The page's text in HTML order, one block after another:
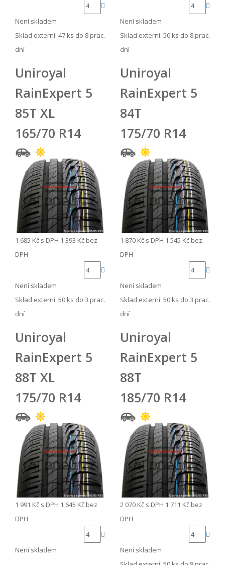
Není skladem
Sklad externí: 47 ks do 8 prac.
dní
Není skladem
Sklad externí: 50 ks do 8 prac.
dní
Uniroyal
RainExpert 5
85T XL
165/70 R14
1 685 Kč s DPH 1 393 Kč bez
DPH
Není skladem
Sklad externí: 50 ks do 3 prac.
dní
Uniroyal
RainExpert 5
84T
175/70 R14
1 870 Kč s DPH 1 545 Kč bez
DPH
Není skladem
Sklad externí: 50 ks do 3 prac.
dní
Uniroyal
RainExpert 5
88T XL
175/70 R14
1 991 Kč s DPH 1 645 Kč bez
DPH
Není skladem
Uniroyal
RainExpert 5
88T
185/70 R14
2 070 Kč s DPH 1 711 Kč bez
DPH
Není skladem